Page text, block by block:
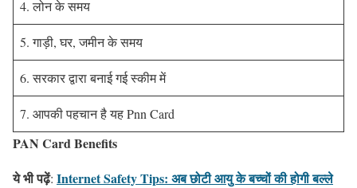
4. लोन के समय
5. गाड़ी, घर, जमीन के समय
6. सरकार द्वारा बनाई गई स्कीम में
7. आपकी पहचान है यह Pnn Card
PAN Card Benefits
ये भी पढ़ें: Internet Safety Tips: अब छोटी आयु के बच्चों की होगी बल्ले